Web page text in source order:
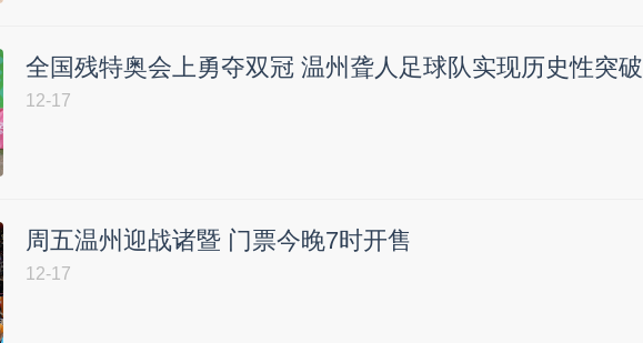
全国残特奥会上勇夺双冠 温州聋人足球队实现历史性突破
12-17
周五温州迎战诸暨 门票今晚7时开售
12-17